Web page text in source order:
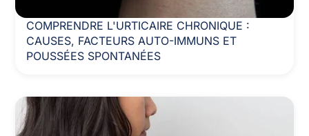
COMPRENDRE L'URTICAIRE CHRONIQUE :
CAUSES, FACTEURS AUTO-IMMUNS ET
POUSSÉES SPONTANÉES